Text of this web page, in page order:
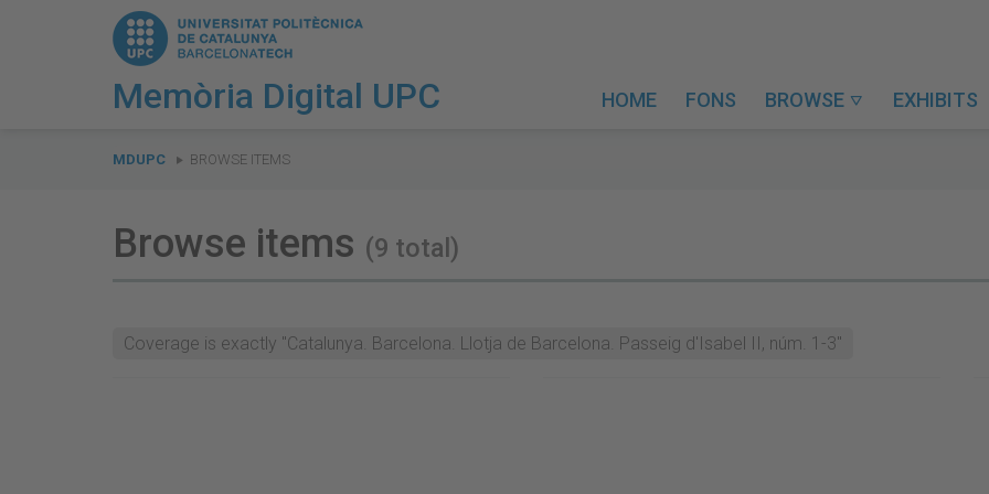
Memòria Digital UPC HOME FONS BROWSE  EXHIBITS
are
MDUPC BROWSE ITEMS
Browse items (9 total)
Coverage is exactly "Catalunya. Barcelona. Llotja de Barcelona. Passeig d'Isabel II, núm. 1-3"